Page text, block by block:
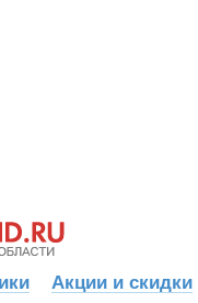
Акции и скидки